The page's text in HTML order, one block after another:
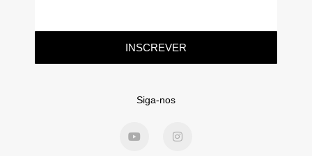
INSCREVER
Siga-nos